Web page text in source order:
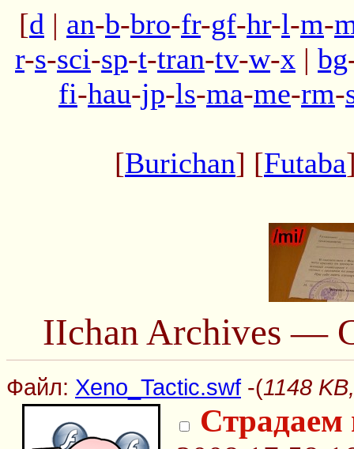
[d | an-b-bro-fr-gf-hr-l-m-
r-s-sci-sp-t-tran-tv-w-x | bg
fi-hau-jp-ls-ma-me-rm-
[Burichan] [Futaba
IIchan Archives —
Файл: Xeno_Tactic.swf-(1148
Страдаем